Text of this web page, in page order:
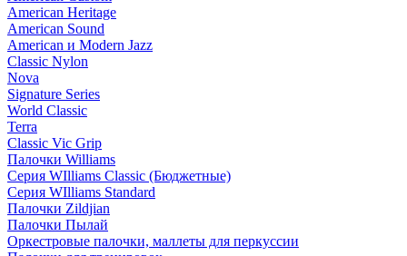
American Heritage
American Sound
American и Modern Jazz
Classic Nylon
Nova
Signature Series
World Classic
Terra
Classic Vic Grip
Палочки Williams
Серия WIlliams Classic (Бюджетные)
Серия WIlliams Standard
Палочки Zildjian
Палочки Пылай
Оркестровые палочки, маллеты для перкуссии